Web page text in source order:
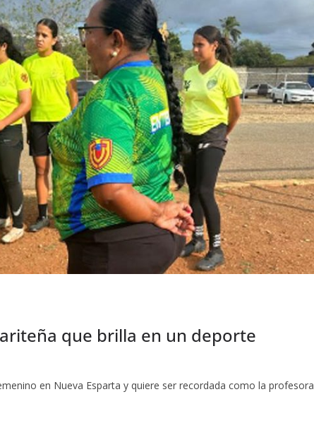
que brilla en un deporte
en Nueva Esparta y quiere ser recordada como la profesora